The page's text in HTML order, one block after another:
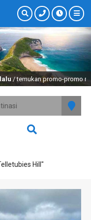
/ temukan promo-promo
Hill"